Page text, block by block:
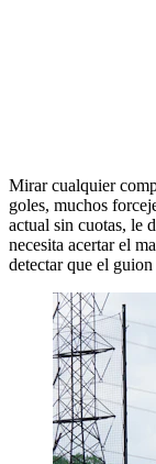
Mirar cualquier
goles, muchos
actual sin cuotas, le
necesita acertar el
detectar que el